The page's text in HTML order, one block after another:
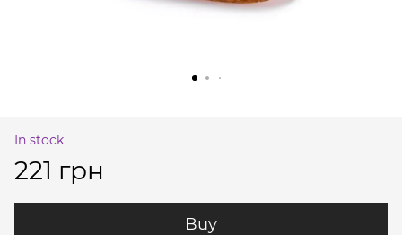
In stock
221 грн
Buy